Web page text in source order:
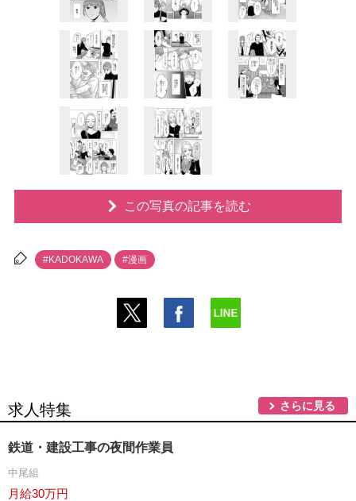
この写真の記事を読む
#KADOKAWA #漫画
求人特集 さらに見る
鉄道・建設工事の夜間作業員
中尾組
月給30万円